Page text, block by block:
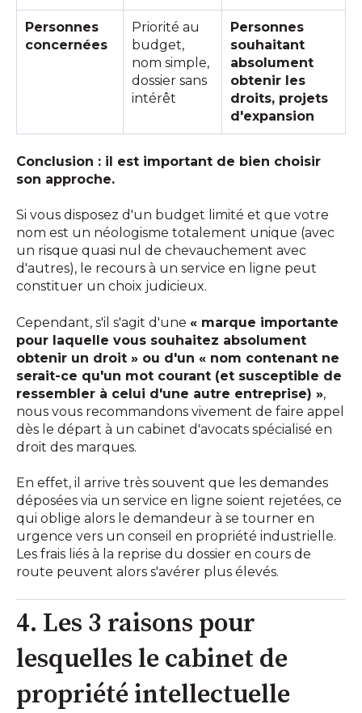
Personnes
concernées
Priorité au
budget,
nom simple,
dossier sans
intérêt
Personnes
souhaitant
absolument
obtenir les
droits, projets
d'expansion
Conclusion : il est important de bien choisir
son approche.
Si vous disposez d'un budget limité et que votre
nom est un néologisme totalement unique (avec
un risque quasi nul de chevauchement avec
d'autres), le recours à un service en ligne peut
constituer un choix judicieux.
Cependant, s'il s'agit d'une « marque importante
pour laquelle vous souhaitez absolument
obtenir un droit » ou d'un « nom contenant ne
serait-ce qu'un mot courant (et susceptible de
ressembler à celui d'une autre entreprise) »,
nous vous recommandons vivement de faire appel
dès le départ à un cabinet d'avocats spécialisé en
droit des marques.
En effet, il arrive très souvent que les demandes
déposées via un service en ligne soient rejetées, ce
qui oblige alors le demandeur à se tourner en
urgence vers un conseil en propriété industrielle.
Les frais liés à la reprise du dossier en cours de
route peuvent alors s'avérer plus élevés.
4. Les 3 raisons pour
lesquelles le cabinet de
propriété intellectuelle